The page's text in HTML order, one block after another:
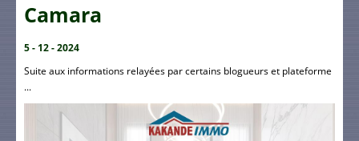
Camara
5 - 12 - 2024
Suite aux informations relayées par certains blogueurs et plateforme
...